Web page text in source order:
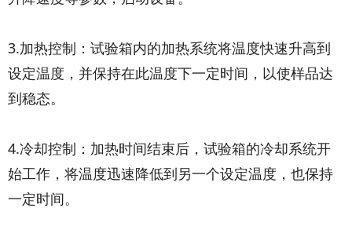
3.加热控制：试验箱内的加热系统将温度快速升高到
设定温度，并保持在此温度下一定时间，以使样品达
到稳态。
4.冷却控制：加热时间结束后，试验箱的冷却系统开
始工作，将温度迅速降低到另一个设定温度，也保持
一定时间。